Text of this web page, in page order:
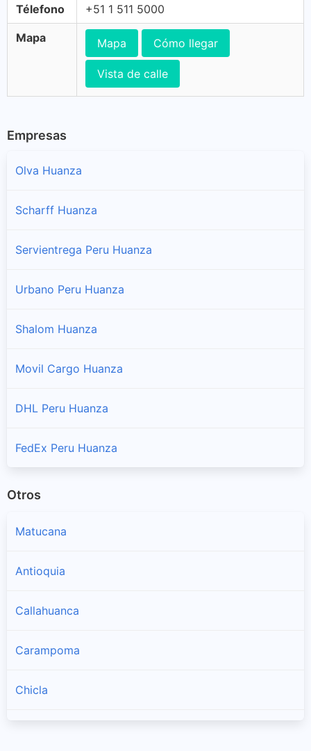
Télefono +51 1 511 5000
Mapa Mapa Cómo llegar
Vista de calle
Empresas
Olva Huanza
Scharff Huanza
Servientrega Peru Huanza
Urbano Peru Huanza
Shalom Huanza
Movil Cargo Huanza
DHL Peru Huanza
FedEx Peru Huanza
Otros
Matucana
Antioquia
Callahuanca
Carampoma
Chicla